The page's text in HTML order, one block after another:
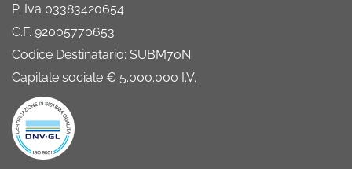
P. Iva 03383420654
C.F. 92005770653
Codice Destinatario: SUBM70N
Capitale sociale € 5.000.000 I.V.